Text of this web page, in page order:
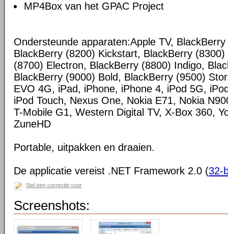
MP4Box van het GPAC Project
Ondersteunde apparaten:Apple TV,
BlackBerry (8200) Kickstart, BlackBerry
(8700) Electron, BlackBerry (8800) Indigo,
BlackBerry (9000) Bold, BlackBerry (9500)
EVO 4G, iPad, iPhone, iPhone 4, iPod 5G,
iPod Touch, Nexus One, Nokia E71, Nokia
T-Mobile G1, Western Digital TV, X-Box 360,
ZuneHD
Portable, uitpakken en draaien.
De applicatie vereist .NET Framework 2.0 (32-
Stel een correctie voor
Screenshots: